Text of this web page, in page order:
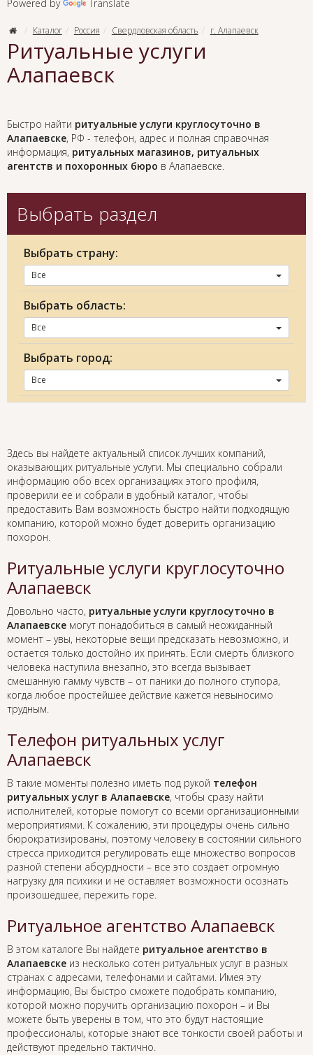
Powered by Translate
Каталог Россия Свердловская область г. Алапаевск
Ритуальные услуги
Алапаевск
Быстро найти ритуальные услуги круглосуточно в
Алапаевске, РФ - телефон, адрес и полная справочная
информация, ритуальных магазинов, ритуальных
агентств и похоронных бюро в Алапаевске.
Выбрать раздел
Выбрать страну:
Все
Выбрать область:
Все
Выбрать город:
Все
Здесь вы найдете актуальный список лучших компаний,
оказывающих ритуальные услуги. Мы специально собрали
информацию обо всех организациях этого профиля,
проверили ее и собрали в удобный каталог, чтобы
предоставить Вам возможность быстро найти подходящую
компанию, которой можно будет доверить организацию
похорон.
Ритуальные услуги круглосуточно
Алапаевск
Довольно часто, ритуальные услуги круглосуточно в
Алапаевске могут понадобиться в самый неожиданный
момент – увы, некоторые вещи предсказать невозможно, и
остается только достойно их принять. Если смерть близкого
человека наступила внезапно, это всегда вызывает
смешанную гамму чувств – от паники до полного ступора,
когда любое простейшее действие кажется невыносимо
трудным.
Телефон ритуальных услуг
Алапаевск
В такие моменты полезно иметь под рукой телефон
ритуальных услуг в Алапаевске, чтобы сразу найти
исполнителей, которые помогут со всеми организационными
мероприятиями. К сожалению, эти процедуры очень сильно
бюрократизированы, поэтому человеку в состоянии сильного
стресса приходится регулировать еще множество вопросов
разной степени абсурдности – все это создает огромную
нагрузку для психики и не оставляет возможности осознать
произошедшее, пережить горе.
Ритуальное агентство Алапаевск
В этом каталоге Вы найдете ритуальное агентство в
Алапаевске из несколько сотен ритуальных услуг в разных
странах с адресами, телефонами и сайтами. Имея эту
информацию, Вы быстро сможете подобрать компанию,
которой можно поручить организацию похорон – и Вы
можете быть уверены в том, что это будут настоящие
профессионалы, которые знают все тонкости своей работы и
действуют предельно тактично.